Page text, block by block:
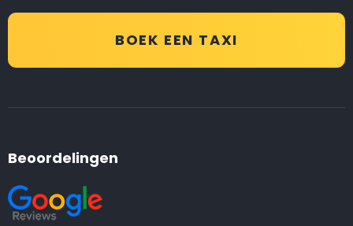
BOEK EEN TAXI
Beoordelingen